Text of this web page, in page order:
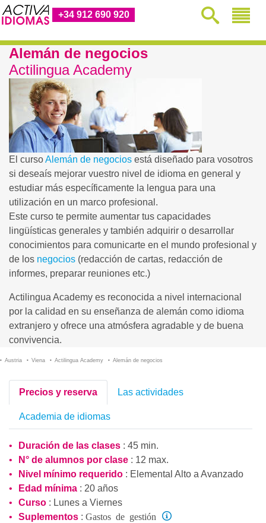
+34 912 690 920
Alemán de negocios
Actilingua Academy
El cursoAlemán de negocios está diseñado para vosotros
si deseaís mejorar vuestro nivel de idioma en general y
estudiar más específicamente la lengua para una
utilización en un marco profesional.
Este curso te permite aumentar tus capacidades
lingüísticas generales y también adquirir o desarrollar
conocimientos para comunicarte en el mundo profesional y
de los negocios (redacción de cartas, redacción de
informes, preparar reuniones etc.)
Actilingua Academy es reconocida a nivel internacional
por la calidad en su enseñanza de alemán como idioma
extranjero y ofrece una atmósfera agradable y de buena
convivencia.
Austria Viena Actilingua Academy Alemán de negocios
Precios y reserva Las actividades
Academia de idiomas
Duración de las clases : 45 min.
N° de alumnos por clase : 12 max.
Nivel mínimo requerido : Elemental Alto a Avanzado
Edad mínima : 20 años
Curso : Lunes a Viernes
Suplementos : Gastos de gestión